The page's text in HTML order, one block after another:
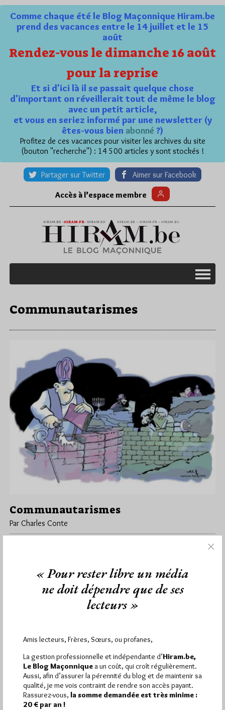
Comme chaque été le Blog Maçonnique Hiram.be
prend des vacances entre le 14 juillet et le 15
août
Rendez-vous le dimanche 16 août
pour la reprise
Et si d'ici là il se passait quelque chose
d'important on réveillerait tout de même le blog
avec un petit article,
et vous en seriez informé par une newsletter (y
êtes-vous bien abonné ?)
Profitez de ces vacances pour visiter les archives du site
(bouton "recherche") : 14 500 articles y sont stockés !
Partager sur Twitter Aimer sur Facebook
Accès à l’espace membre
Communautarismes
Communautarismes
Par Charles Conte
publiée dans le n°330 de février 2021 de la revue du GODF…
Edition 0 commentaire
Hier vendredi 7 août 2026, Hiram.be a reçu
visiteset 3 133 pages ont été lues (Source :
Pirsch.io)
Plus d’informations
« Pour rester libre un média
ne doit dépendre que de ses
lecteurs »
Amis lecteurs, Frères, Sœurs, ou profanes,
La gestion professionnelle et indépendante d’Hiram.be,
Le Blog Maçonnique a un coût, qui croît régulièrement.
Aussi, afin d’assurer la pérennité du blog et de maintenir sa
qualité, je me vois contraint de rendre son accès payant.
Rassurez-vous, la somme demandée est très minime :
20 € par an !